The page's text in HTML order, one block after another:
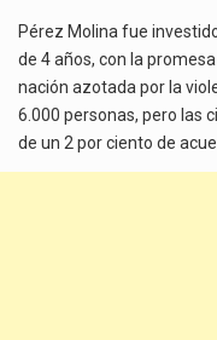
Pérez Molina fue
de 4 años, con la
nación azotada por la
6.000 personas, pero las
de un 2 por ciento de